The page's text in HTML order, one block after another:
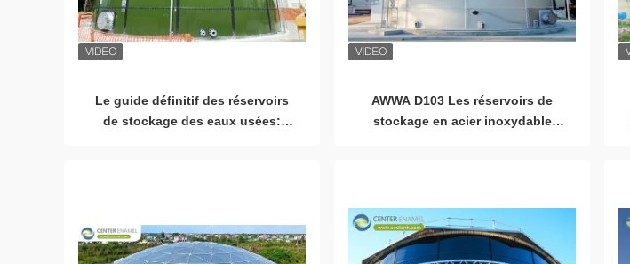
Le guide définitif des réservoirs
de stockage des eaux usées:
AWWA D103 Les réservoirs de
stockage en acier inoxydable